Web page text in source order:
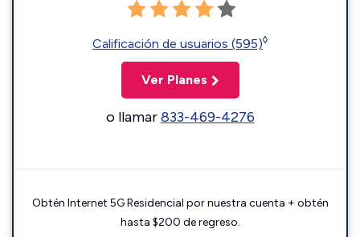
Calificación de usuarios (595)◊
Ver Planes
o llamar833-469-4276
Obtén Internet 5G Residencial por nuestra cuenta + obtén
hasta $200 de regreso.